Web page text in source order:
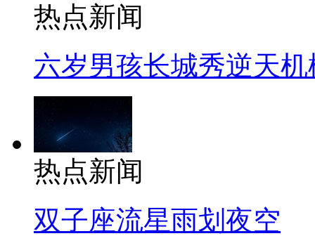
热点新闻
六岁男孩长城秀逆天机
热点新闻
双子座流星雨划夜空